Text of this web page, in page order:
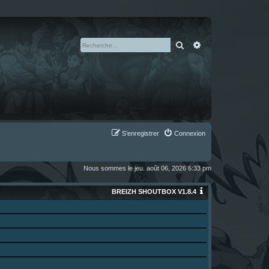
Rechercher
Connexion
S’enregistrer
Nous sommes le jeu. août 06, 2026 6:33 pm
BREIZH SHOUTBOX V1.8.4